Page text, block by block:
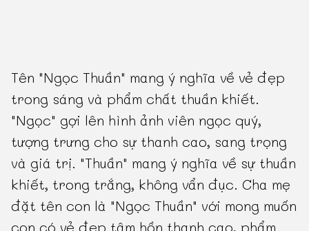
Tên "Ngọc Thuần" mang ý nghĩa về vẻ đẹp
trong sáng và phẩm chất thuần khiết.
"Ngọc" gợi lên hình ảnh viên ngọc quý,
tượng trưng cho sự thanh cao, sang trọng
và giá trị. "Thuần" mang ý nghĩa về sự thuần
khiết, trong trắng, không vẩn đục. Cha mẹ
đặt tên con là "Ngọc Thuần" với mong muốn
con có vẻ đẹp tâm hồn thanh cao, phẩm